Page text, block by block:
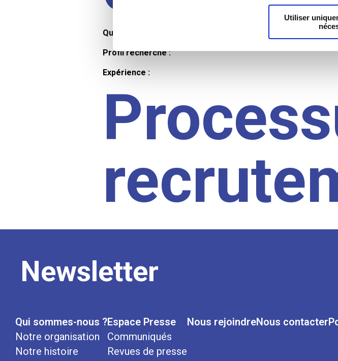
Utiliser
Qualifications et diplômes :
Profil recherché :
Expérience :
Newsletter
Qui sommes-nous ?
Notre organisation
Notre histoire
Espace Presse
Communiqués
Revues de presse
Nous rejoindreNous contacter